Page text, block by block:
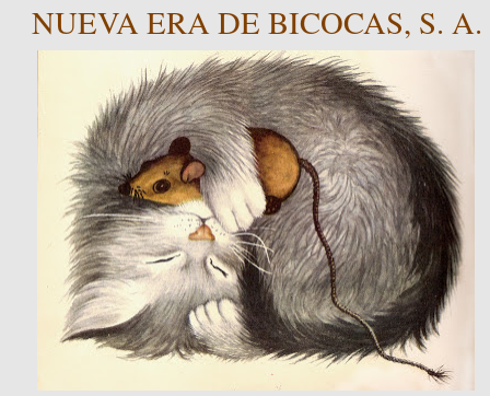
NUEVA ERA DE BICOCAS, S. A.